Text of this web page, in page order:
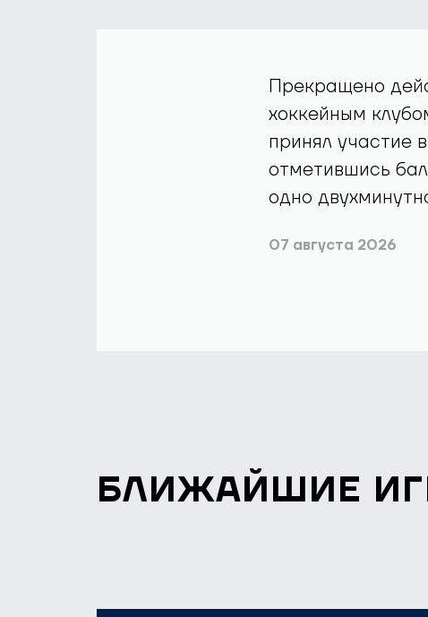
Прекращено
хоккейным
принял участие
отметившись
одно
07 августа 2026
БЛИЖАЙШИЕ